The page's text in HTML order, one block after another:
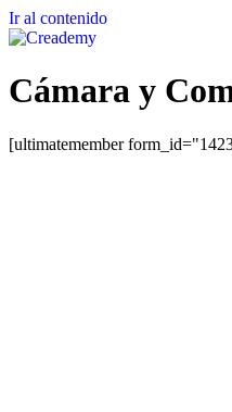
Ir al contenido
Cámara y
[ultimatemember